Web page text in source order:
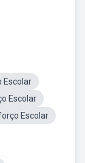
Escolar
Escolar
Escolar